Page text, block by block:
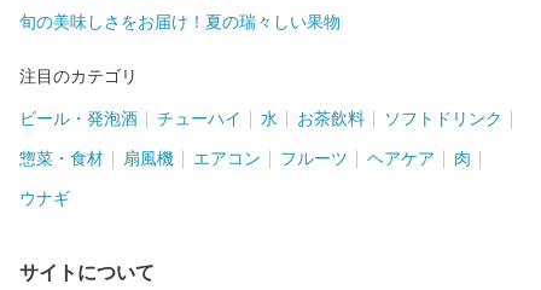
旬の美味しさをお届け！夏の瑞々しい果物
注目のカテゴリ
ビール・発泡酒 チューハイ 水 お茶飲料 ソフトドリンク
惣菜・食材 扇風機 エアコン フルーツ ヘアケア 肉
ウナギ
サイトについて